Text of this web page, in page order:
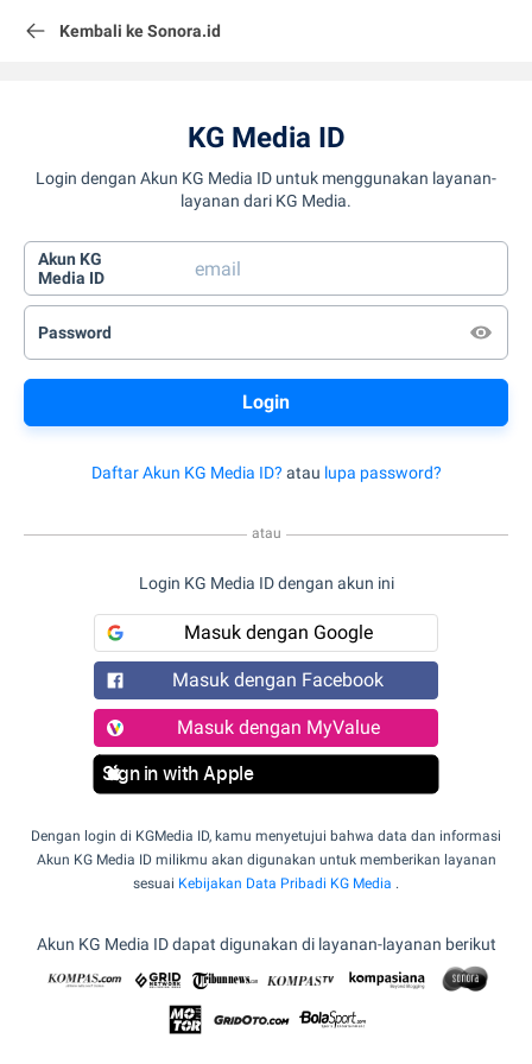
Kembali ke Sonora.id
KG Media ID
Login dengan Akun KG Media ID untuk menggunakan layanan-
layanan dari KG Media.
Akun KG
Media ID
Password
Daftar Akun KG Media ID? atau lupa password?
atau
Login KG Media ID dengan akun ini
Masuk dengan Google
Masuk dengan Facebook
Masuk dengan MyValue
Sign in with Apple
Dengan login di KGMedia ID, kamu menyetujui bahwa data dan informasi
Akun KG Media ID milikmu akan digunakan untuk memberikan layanan
sesuai Kebijakan Data Pribadi KG Media .
Akun KG Media ID dapat digunakan di layanan-layanan berikut